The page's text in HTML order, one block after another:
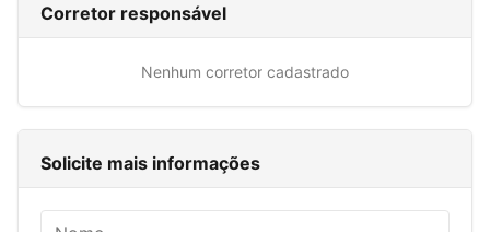
Corretor responsável
Nenhum corretor cadastrado
Solicite mais informações